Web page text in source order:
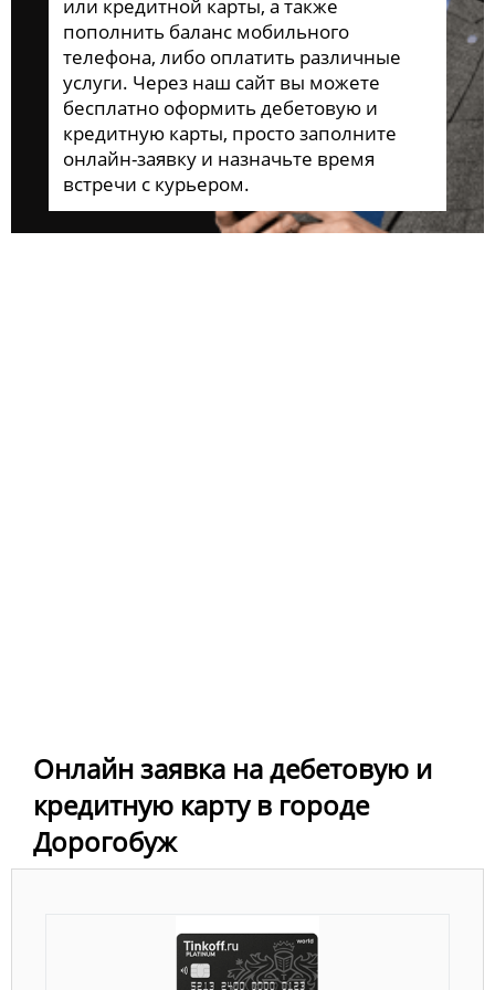
или кредитной карты, а также
пополнить баланс мобильного
телефона, либо оплатить различные
услуги. Через наш сайт вы можете
бесплатно оформить дебетовую и
кредитную карты, просто заполните
онлайн-заявку и назначьте время
встречи с курьером.
Онлайн заявка на дебетовую и
кредитную карту в городе
Дорогобуж